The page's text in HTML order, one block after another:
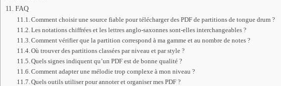
FAQ
Comment choisir une source fiable pour télécharger des PDF de partitions de tongue drum ?
Les notations chiffrées et les lettres anglo-saxonnes sont-elles interchangeables ?
Comment vérifier que la partition correspond à ma gamme et au nombre de notes ?
Où trouver des partitions classées par niveau et par style ?
Quels signes indiquent qu’un PDF est de bonne qualité ?
Comment adapter une mélodie trop complexe à mon niveau ?
Quels outils utiliser pour annoter et organiser mes PDF ?